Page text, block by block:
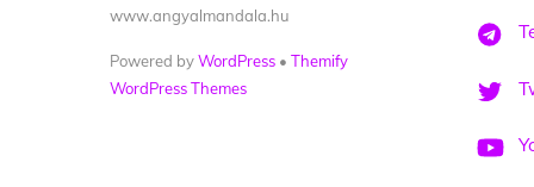
www.angyalmandala.hu
Powered byWordPress • Themify
WordPress Themes